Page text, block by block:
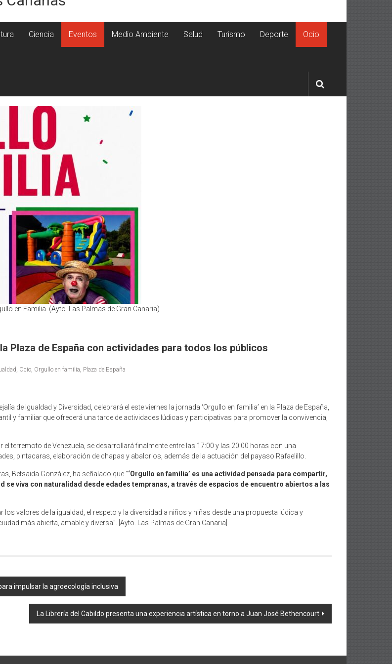
Ciencia Eventos Medio Ambiente Salud Turismo Deporte Ocio
en Familia. (Ayto. Las Palmas de Gran Canaria)
Plaza de España con actividades para todos los públicos
, Ocio, Orgullo en familia, Plaza de España
de Igualdad y Diversidad, celebrará el este viernes la jornada ‘Orgullo en familia’ en la Plaza de España,
y familiar que ofrecerá una tarde de actividades lúdicas y participativas para promover la convivencia,
terremoto de Venezuela, se desarrollará finalmente entre las 17:00 y las 20:00 horas con una
pintacaras, elaboración de chapas y abalorios, además de la actuación del payaso Rafaelillo.
Betsaida González, ha señalado que “‘Orgullo en familia’ es una actividad pensada para compartir,
viva con naturalidad desde edades tempranas, a través de espacios de encuentro abiertos a las
valores de la igualdad, el respeto y la diversidad a niños y niñas desde una propuesta lúdica y
más abierta, amable y diversa”. [Ayto. Las Palmas de Gran Canaria]
impulsar la agroecología inclusiva
La Librería del Cabildo presenta una experiencia artística en torno a Juan José Bethencourt